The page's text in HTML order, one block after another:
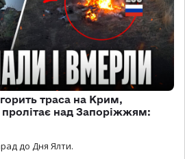
траса на Крим,
над Запоріжжям:
до Дня Ялти.